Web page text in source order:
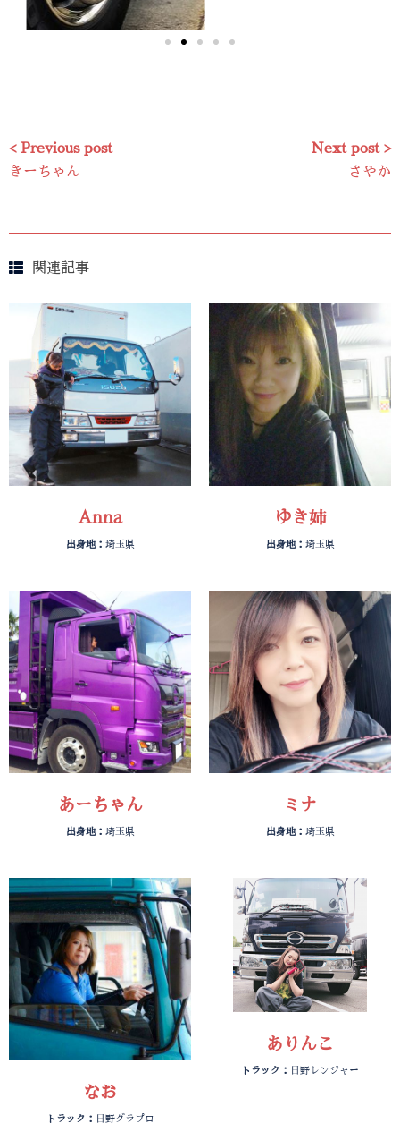
< Previous post
きーちゃん
Next post >
さやか
関連記事
Anna
出身地： 埼玉県
ゆき姉
出身地： 埼玉県
あーちゃん
出身地： 埼玉県
ミナ
出身地： 埼玉県
なお
トラック： 日野グラプロ
ありんこ
トラック： 日野レンジャー